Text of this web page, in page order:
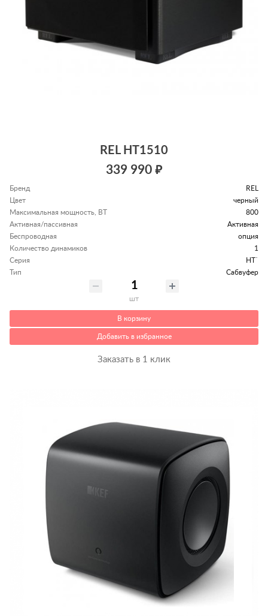
REL HT1510
339 990 ₽
Бренд
REL
Цвет
черный
Максимальная мощность, ВТ
800
Активная/пассивная
Активная
Беспроводная
опция
Количество динамиков
1
Серия
HT`
Тип
Сабвуфер
шт
В корзину
Добавить в избранное
Заказать в 1 клик